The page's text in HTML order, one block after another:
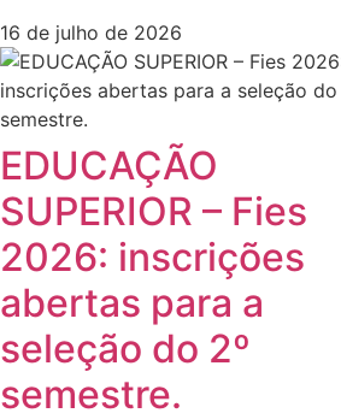
16 de julho de 2026
EDUCAÇÃO
SUPERIOR – Fies
2026: inscrições
abertas para a
seleção do 2º
semestre.